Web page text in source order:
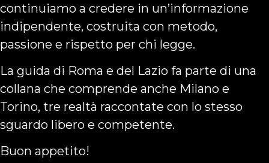
continuiamo a credere in un’informazione
indipendente, costruita con metodo,
passione e rispetto per chi legge.
La guida di Roma e del Lazio fa parte di una
collana che comprende anche Milano e
Torino, tre realtà raccontate con lo stesso
sguardo libero e competente.
Buon appetito!